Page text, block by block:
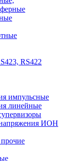
RS422
импульсные
линейные
ИОН